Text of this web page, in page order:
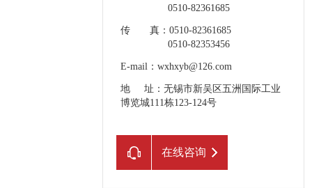
0510-82361685
传真：0510-82361685
0510-82353456
E-mail：wxhxyb@126.com
地址：无锡市新吴区五洲国际工业
博览城111栋123-124号
在线咨询